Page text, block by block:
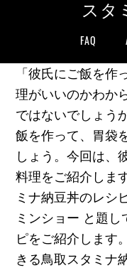
スタ
FAQ
「彼氏にご飯を
理がいいのかわか
ではないでしょう
飯を作って、胃袋
しょう。今回は、
料理をご紹介しま
ミナ納豆丼のレシ
ミンショー と題
ピをご紹介します
きる鳥取スタミナ